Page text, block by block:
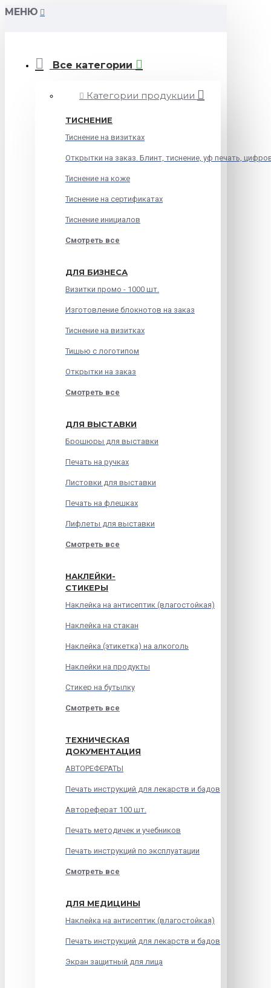
МЕНЮ
Все категории
Категории продукции
ТИСНЕНИЕ
Тиснение на визитках
Открытки на заказ. Блинт, тиснение, уф печать,
Тиснение на коже
Тиснение на сертификатах
Тиснение инициалов
Смотреть все
ДЛЯ БИЗНЕСА
Визитки промо - 1000 шт.
Изготовление блокнотов на заказ
Тиснение на визитках
Тишью с логотипом
Открытки на заказ
Смотреть все
ДЛЯ ВЫСТАВКИ
Брошюры для выставки
Печать на ручках
Листовки для выставки
Печать на флешках
Лифлеты для выставки
Смотреть все
НАКЛЕЙКИ-
СТИКЕРЫ
Наклейка на антисептик (влагостойкая)
Наклейка на стакан
Наклейка (этикетка) на алкоголь
Наклейки на продукты
Стикер на бутылку
Смотреть все
ТЕХНИЧЕСКАЯ
ДОКУМЕНТАЦИЯ
АВТОРЕФЕРАТЫ
Печать инструкций для лекарств и бадов
Автореферат 100 шт.
Печать методичек и учебников
Печать инструкций по эксплуатации
Смотреть все
ДЛЯ МЕДИЦИНЫ
Наклейка на антисептик (влагостойкая)
Печать инструкций для лекарств и бадов
Экран защитный для лица